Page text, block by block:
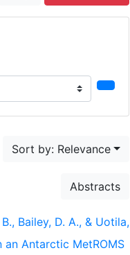
Sort by: Relevance
Abstracts
Bailey, D. A., & Uotila,
Antarctic MetROMS